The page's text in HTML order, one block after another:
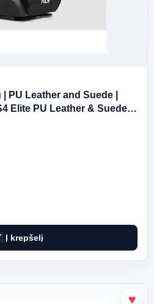
PU Leather and Suede |
Elite PU Leather & Suede
Į krepšelį